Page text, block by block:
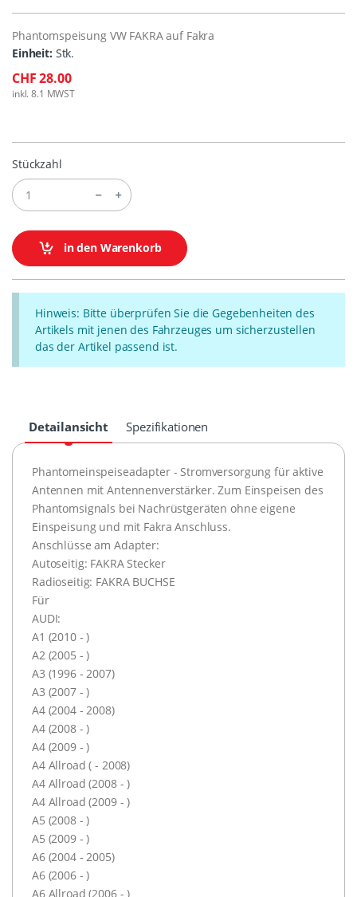
Phantomspeisung VW FAKRA auf Fakra
Einheit: Stk.
CHF 28.00
inkl. 8.1 MWST
Stückzahl
in den Warenkorb
Hinweis: Bitte überprüfen Sie die Gegebenheiten des
Artikels mit jenen des Fahrzeuges um sicherzustellen
das der Artikel passend ist.
Detailansicht Spezifikationen
Phantomeinspeiseadapter - Stromversorgung für aktive
Antennen mit Antennenverstärker. Zum Einspeisen des
Phantomsignals bei Nachrüstgeräten ohne eigene
Einspeisung und mit Fakra Anschluss.
Anschlüsse am Adapter:
Autoseitig: FAKRA Stecker
Radioseitig: FAKRA BUCHSE
Für
AUDI:
A1 (2010 - )
A2 (2005 - )
A3 (1996 - 2007)
A3 (2007 - )
A4 (2004 - 2008)
A4 (2008 - )
A4 (2009 - )
A4 Allroad ( - 2008)
A4 Allroad (2008 - )
A4 Allroad (2009 - )
A5 (2008 - )
A5 (2009 - )
A6 (2004 - 2005)
A6 (2006 - )
A6 Allroad (2006 - )